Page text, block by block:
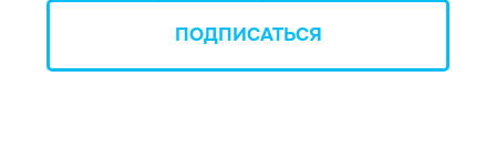
ПОДПИСАТЬСЯ